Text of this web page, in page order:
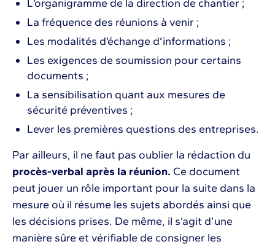
L’organigramme de la direction de chantier ;
La fréquence des réunions à venir ;
Les modalités d’échange d’informations ;
Les exigences de soumission pour certains
documents ;
La sensibilisation quant aux mesures de
sécurité préventives ;
Lever les premières questions des entreprises.
Par ailleurs, il ne faut pas oublier la rédaction du
procès-verbal après la réunion. Ce document
peut jouer un rôle important pour la suite dans la
mesure où il résume les sujets abordés ainsi que
les décisions prises. De même, il s’agit d’une
manière sûre et vérifiable de consigner les